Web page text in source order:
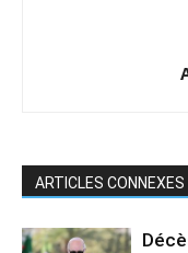
ARTICLES CONNEXES